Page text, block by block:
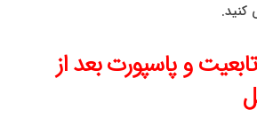
کنید.
و پاسپورت بعد از